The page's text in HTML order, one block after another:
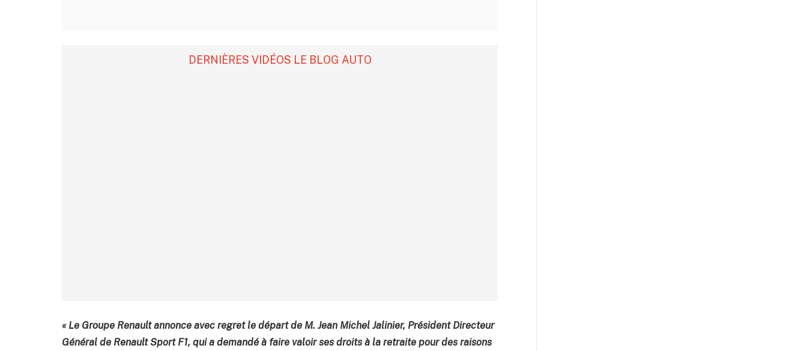
DERNIÈRES VIDÉOS LE BLOG AUTO
« Le Groupe Renault annonce avec regret le départ de M. Jean Michel Jalinier, Président Directeur
Général de Renault Sport F1, qui a demandé à faire valoir ses droits à la retraite pour des raisons